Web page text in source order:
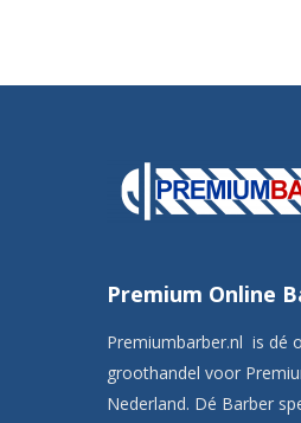
Premium Online
Premiumbarber.nl is dé
groothandel voor
Nederland. Dé Barber